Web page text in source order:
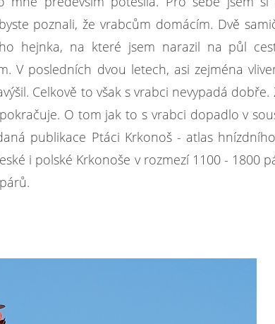
poznali, že vrabcům domácím. Dvě
hejnka, na které jsem narazil na půl
V posledních dvou letech, asi zejména
Celkově to však s vrabci nevypadá
O tom jak to s vrabci dopadlo v
publikace Ptáci Krkonoš - atlas
i polské Krkonoše v rozmezí 1100 - 1800